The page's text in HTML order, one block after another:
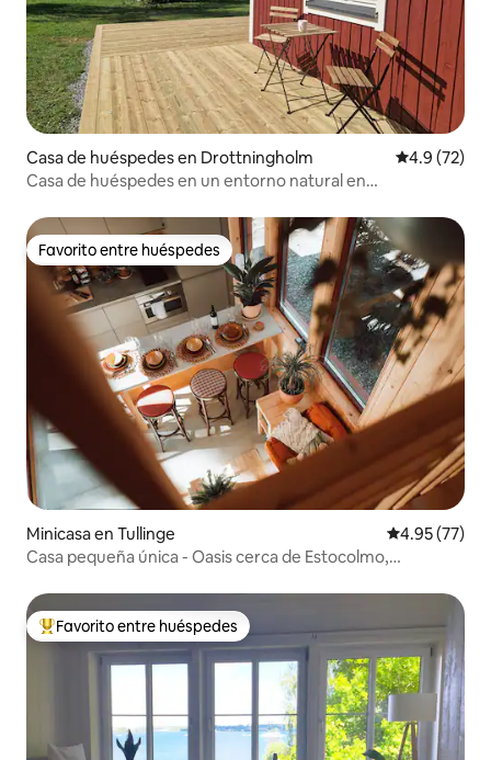
Casa de huéspedes en Drottningholm Calificación
4.9 (72)
Casa de huéspedes en un entorno natural en
Favorito entre huéspedes
Favorito entre huéspedes
Minicasa en Tullinge Calificación
4.95 (77)
Casa pequeña única - Oasis cerca de Estocolmo,
De los mejores en Favorito entre huéspedes
Favorito entre huéspedes